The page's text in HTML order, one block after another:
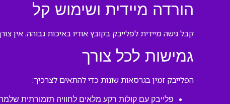
הורדה מיידית ושימוש קל
קבל גישה מיידית לפלייבק בקובץ אודיו באיכות גבוהה.
גמישות לכל צורך
הפלייבק זמין בגרסאות שונות כדי להתאים לצרכיך:
פלייבק עם קולות רקע מלאים לחוויה תזמורתית